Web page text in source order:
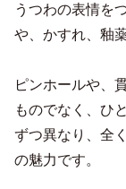
うつわの表情を
や、かすれ、釉
ピンホールや、
ものでなく、ひ
ずつ異なり、全
の魅力です。